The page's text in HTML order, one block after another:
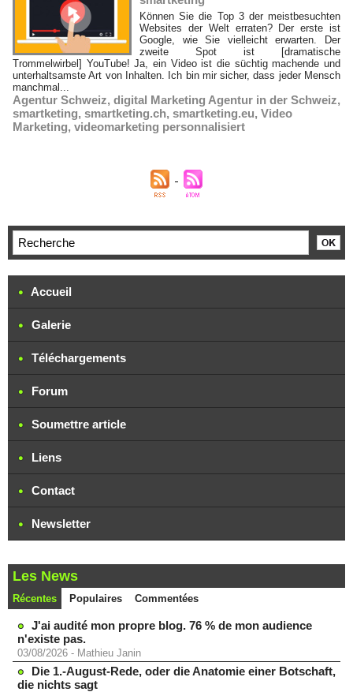
Können Sie die Top 3 der meistbesuchten
Websites der Welt erraten? Der erste ist
Google, wie Sie vielleicht erwarten. Der
zweite Spot ist [dramatische
Trommelwirbel] YouTube! Ja, ein Video ist die süchtig machende und
unterhaltsamste Art von Inhalten. Ich bin mir sicher, dass jeder Mensch
manchmal...
Agentur Schweiz, digital Marketing Agentur in der Schweiz,
smartketing, smartketing.ch, smartketing.eu, Video
Marketing, videomarketing personnalisiert
Accueil
Galerie
Téléchargements
Forum
Soumettre article
Liens
Contact
Newsletter
Les News
Récentes Populaires Commentées
J'ai audité mon propre blog. 76 % de mon audience
n'existe pas.
03/08/2026 - Mathieu Janin
Die 1.-August-Rede, oder die Anatomie einer Botschaft,
die nichts sagt